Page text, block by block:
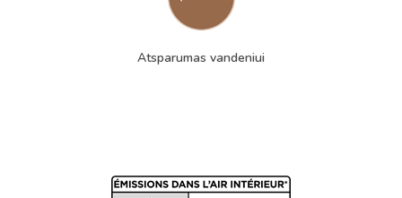
Atsparumas vandeniui